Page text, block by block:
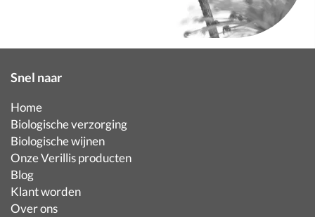
Snel naar
Home
Biologische verzorging
Biologische wijnen
Onze Verillis producten
Blog
Klant worden
Over ons